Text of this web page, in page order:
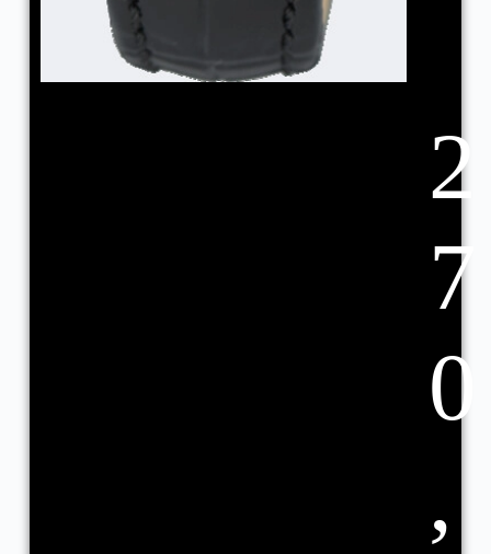
2
7
0
,